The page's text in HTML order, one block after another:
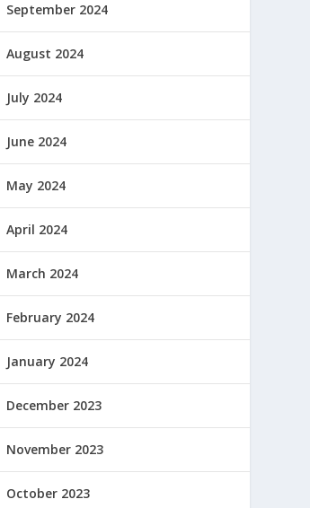
September 2024
August 2024
July 2024
June 2024
May 2024
April 2024
March 2024
February 2024
January 2024
December 2023
November 2023
October 2023